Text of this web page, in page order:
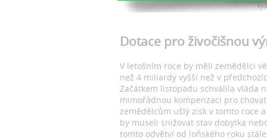
Dotace pro živočišnou
V letošním roce by měli zemědělci
než 4 miliardy vyšší než v
Začátkem listopadu schválila vláda
mimořádnou kompenzaci pro
zemědělcům ušlý zisk v tomto roce
by museli snižovat stav dobytka
tomto odvětví od loňského roku